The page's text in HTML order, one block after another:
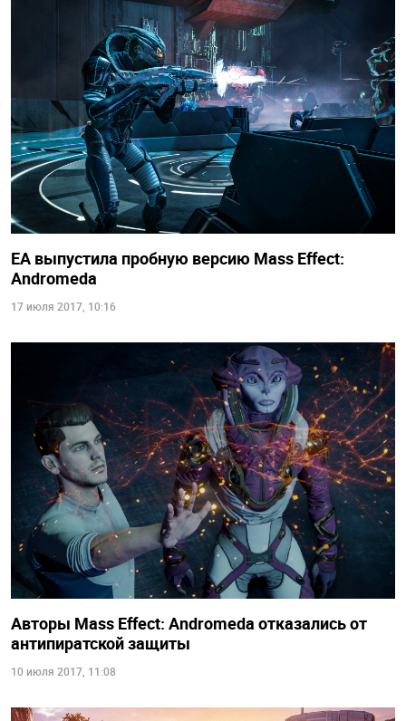
EA выпустила пробную версию Mass Effect:
Andromeda
17 июля 2017, 10:16
Авторы Mass Effect: Andromeda отказались от
антипиратской защиты
10 июля 2017, 11:08